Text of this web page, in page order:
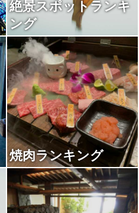
絶景スポットランキ
ング
焼肉ランキング